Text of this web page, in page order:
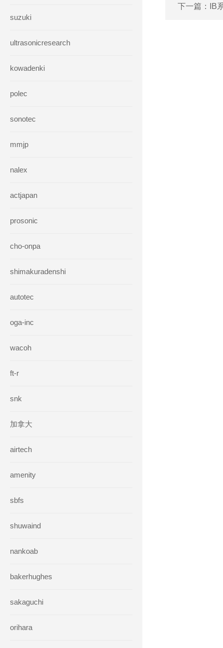
suzuki
ultrasonicresearch
kowadenki
polec
sonotec
mmjp
nalex
actjapan
prosonic
cho-onpa
shimakuradenshi
autotec
oga-inc
wacoh
ft-r
snk
加拿大
airtech
amenity
sbfs
shuwaind
nankoab
bakerhughes
sakaguchi
orihara
下一篇： IB